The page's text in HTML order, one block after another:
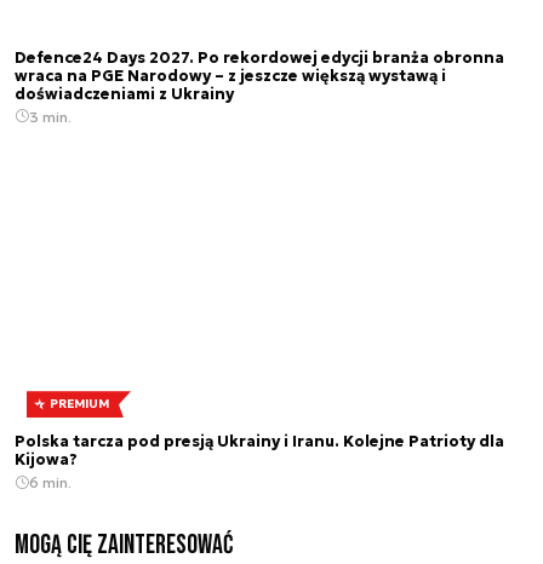
Defence24 Days 2027. Po rekordowej edycji branża obronna
wraca na PGE Narodowy – z jeszcze większą wystawą i
doświadczeniami z Ukrainy
3 min.
PREMIUM
Polska tarcza pod presją Ukrainy i Iranu. Kolejne Patrioty dla
Kijowa?
6 min.
Mogą Cię zainteresować